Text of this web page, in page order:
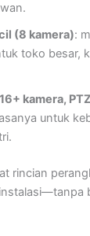
(8 kamera):
toko besar,
kamera,
untuk
rincian